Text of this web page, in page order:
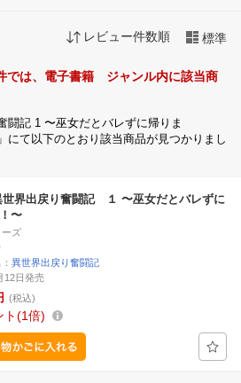
レビュー件数順 標準
では、電子書籍 ジャンル内に該当商
闘記 1 〜巫女だとバレずに帰りま
にて以下のとおり該当商品が見つかりまし
世界出戻り奮闘記 １ 〜巫女だとバレずに
〜
ーズ
異世界出戻り奮闘記
12日発売
(税込)
ト 1倍